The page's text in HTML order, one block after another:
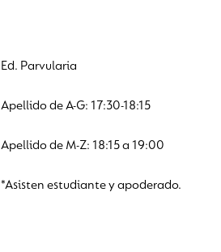
Ed. Parvularia
Apellido de A-G: 17:30-18:15
Apellido de M-Z: 18:15 a 19:00
*Asisten estudiante y apoderado.